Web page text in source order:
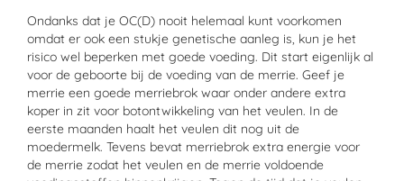
Ondanks dat je OC(D) nooit helemaal kunt voorkomen
omdat er ook een stukje genetische aanleg is, kun je het
risico wel beperken met goede voeding. Dit start eigenlijk al
voor de geboorte bij de voeding van de merrie. Geef je
merrie een goede merriebrok waar onder andere extra
koper in zit voor botontwikkeling van het veulen. In de
eerste maanden haalt het veulen dit nog uit de
moedermelk. Tevens bevat merriebrok extra energie voor
de merrie zodat het veulen en de merrie voldoende